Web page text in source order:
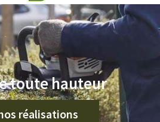
toute hauteur
réalisations